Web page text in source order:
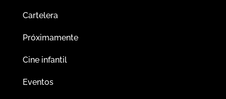
Cartelera
Próximamente
Cine infantil
Eventos